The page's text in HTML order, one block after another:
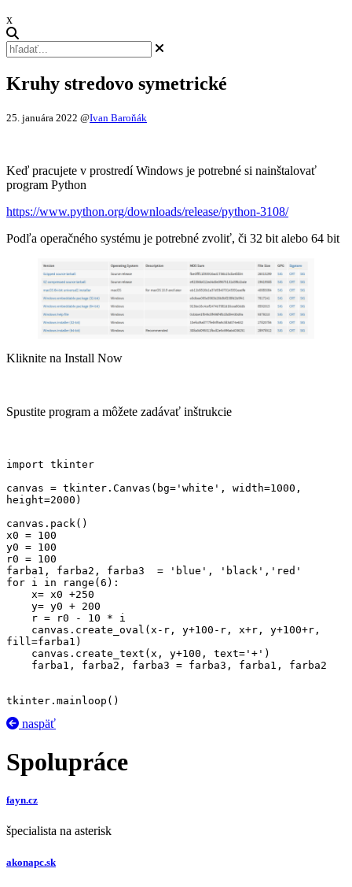
x
Kruhy stredovo symetrické
25. januára 2022 @Ivan Baroňák
Keď pracujete v prostredí Windows je potrebné si nainštalovať
program Python
https://www.python.org/downloads/release/python-3108/
Podľa operačného systému je potrebné zvoliť, či 32 bit alebo 64 bit
Kliknite na Install Now
Spustite program a môžete zadávať inštrukcie
import tkinter
canvas = tkinter.Canvas(bg='white', width=1000,
height=2000)
canvas.pack()
x0 = 100
y0 = 100
r0 = 100
farba1, farba2, farba3  = 'blue', 'black','red'
for i in range(6):
fill=farba1)
tkinter.mainloop()
naspäť
Spolupráce
fayn.cz
špecialista na asterisk
akonapc.sk